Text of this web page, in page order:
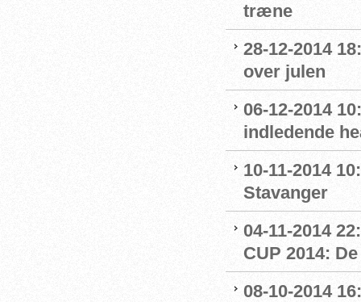
træne
28-12-2014
over julen
06-12-2014
indledende
10-11-2014
Stavanger
04-11-2014
CUP 2014:
08-10-2014